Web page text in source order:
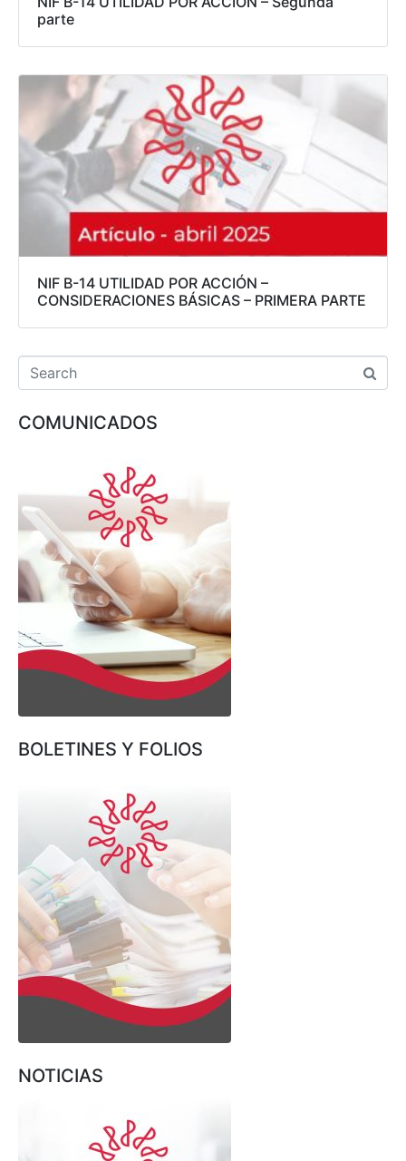
parte
NIF B-14 UTILIDAD POR ACCIÓN –
CONSIDERACIONES BÁSICAS – PRIMERA PARTE
COMUNICADOS
BOLETINES Y FOLIOS
NOTICIAS